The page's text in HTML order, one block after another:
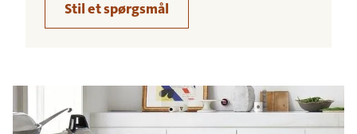
Stil et spørgsmål